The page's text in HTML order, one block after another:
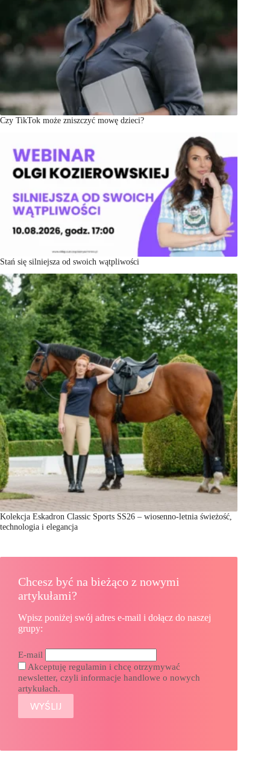
Czy TikTok może zniszczyć mowę dzieci?
Stań się silniejsza od swoich wątpliwości
Kolekcja Eskadron Classic Sports SS26 – wiosenno-letnia świeżość,
technologia i elegancja
Chcesz być na bieżąco z nowymi
artykułami?
Wpisz poniżej swój adres e-mail i dołącz do naszej
grupy:
E-mail
Akceptuję regulamin i chcę otrzymywać
newsletter, czyli informacje handlowe o nowych
artykułach.